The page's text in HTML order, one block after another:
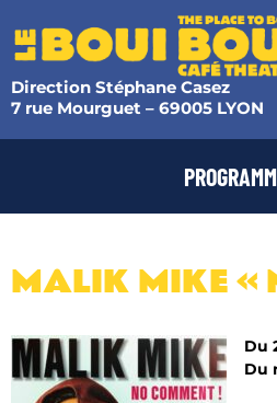
Direction Stéphane Casez
7 rue Mourguet – 69005 LYON
MALIK MIKE «
Du
Du